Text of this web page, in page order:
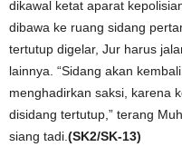
dikawal ketat aparat
dibawa ke ruang sidang
tertutup digelar, Jur harus
lainnya. “Sidang akan
menghadirkan saksi, karena
disidang tertutup,” terang
siang tadi. (SK2/SK-13)